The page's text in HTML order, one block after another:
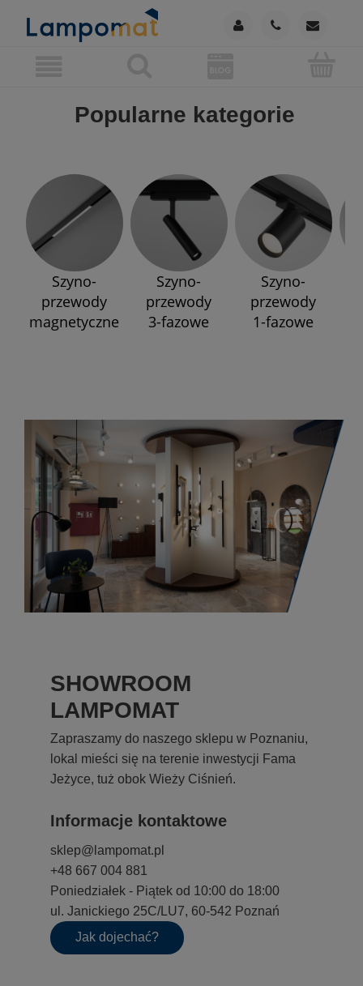
Popularne kategorie
Szyno-
przewody
magnetyczne
Szyno-
przewody
3-fazowe
Szyno-
przewody
1-fazowe
SHOWROOM
LAMPOMAT
Zapraszamy do naszego sklepu w Poznaniu,
lokal mieści się na terenie inwestycji Fama
Jeżyce, tuż obok Wieży Ciśnień.
Informacje kontaktowe
sklep@lampomat.pl
+48 667 004 881
Poniedziałek - Piątek od 10:00 do 18:00
ul. Janickiego 25C/LU7, 60-542 Poznań
Jak dojechać?